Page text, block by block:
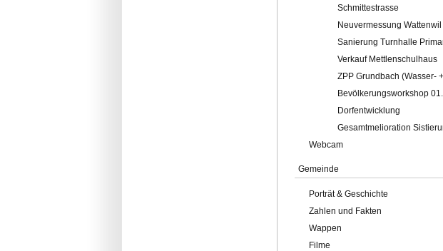
Schmittestrasse
Neuvermessung Wattenwil
Sanierung Turnhalle
Verkauf Mettlenschulhaus
ZPP Grundbach (Wasser-
Bevölkerungsworkshop
Dorfentwicklung
Gesamtmelioration
Webcam
Gemeinde
Porträt & Geschichte
Zahlen und Fakten
Wappen
Filme